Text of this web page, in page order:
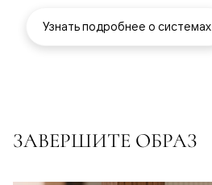
Узнать подробнее о системах
ЗАВЕРШИТЕ ОБРАЗ